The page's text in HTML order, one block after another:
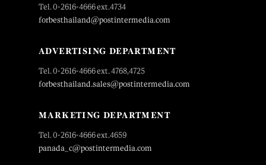
Tel. 0-2616-4666 ext.4734
forbesthailand@postintermedia.com
ADVERTISING DEPARTMENT
Tel. 0-2616-4666 ext. 4768,4725
forbesthailand.sales@postintermedia.com
MARKETING DEPARTMENT
Tel. 0-2616-4666 ext.4659
panada_c@postintermedia.com